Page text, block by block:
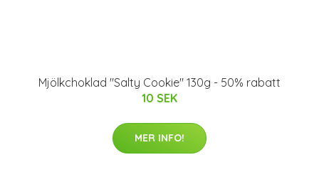
Mjölkchoklad "Salty Cookie" 130g - 50% rabatt
10 SEK
MER INFO!